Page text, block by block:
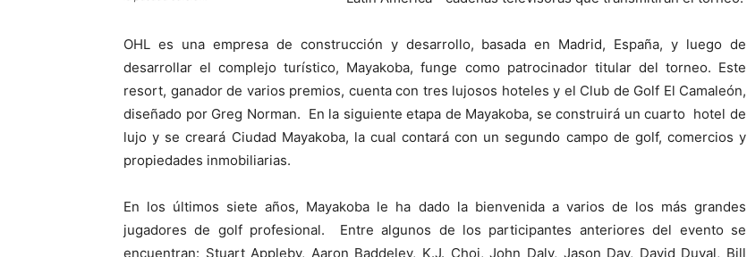
OHL es una empresa de construcción y desarrollo, basada en Madrid, España, y luego de
desarrollar el complejo turístico, Mayakoba, funge como patrocinador titular del torneo. Este
resort, ganador de varios premios, cuenta con tres lujosos hoteles y el Club de Golf El Camaleón,
diseñado por Greg Norman. En la siguiente etapa de Mayakoba, se construirá un cuarto hotel de
lujo y se creará Ciudad Mayakoba, la cual contará con un segundo campo de golf, comercios y
propiedades inmobiliarias.
En los últimos siete años, Mayakoba le ha dado la bienvenida a varios de los más grandes
jugadores de golf profesional. Entre algunos de los participantes anteriores del evento se
encuentran: Stuart Appleby, Aaron Baddeley, K.J. Choi, John Daly, Jason Day, David Duval, Bill